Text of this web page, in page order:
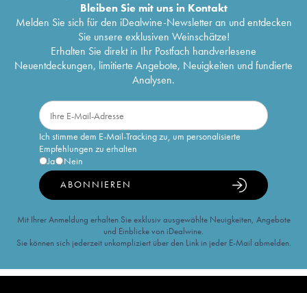
Bleiben Sie mit uns in Kontakt
Melden Sie sich für den iDealwine-Newsletter an und entdecken
Sie unsere exklusiven Weinschätze!
Erhalten Sie direkt in Ihr Postfach handverlesene
Neuentdeckungen, limitierte Angebote, Neuigkeiten und fundierte
Analysen.
Ich stimme dem E-Mail-Tracking zu, um personalisierte
Empfehlungen zu erhalten
Ja
Nein
ABONNIEREN
Mit Ihrer Anmeldung erhalten Sie exklusiv ausgewählte Neuigkeiten, Angebote
und Einblicke von iDealwine.
Sie können sich jederzeit unkompliziert über den Link in jeder E-Mail abmelden.